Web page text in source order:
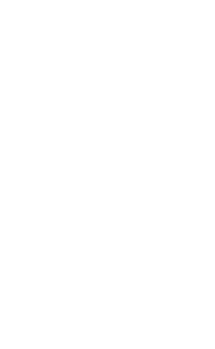
ans) peut entraîner
par des factures